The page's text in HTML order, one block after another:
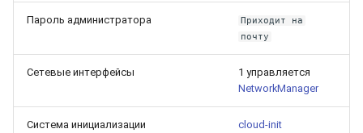
Пароль администратора
Приходит на
почту
Сетевые интерфейсы
1 управляется
NetworkManager
Система инициализации cloud-init